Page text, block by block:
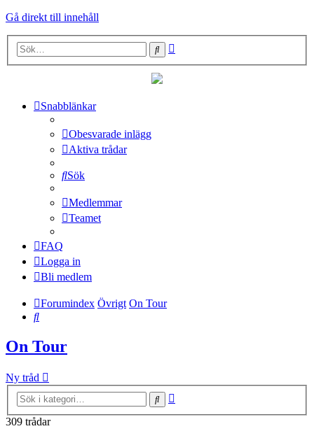
Gå direkt till innehåll
Sök
Snabblänkar
Obesvarade inlägg
Aktiva trådar
Sök
Medlemmar
Teamet
FAQ
Logga in
Bli medlem
Forumindex Övrigt On Tour
Sök
On Tour
Ny tråd
Sök
309 trådar